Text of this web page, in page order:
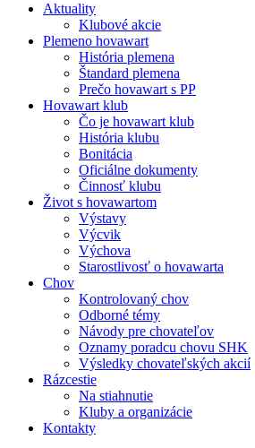
Aktuality
Klubové akcie
Plemeno hovawart
História plemena
Štandard plemena
Prečo hovawart s PP
Hovawart klub
Čo je hovawart klub
História klubu
Bonitácia
Oficiálne dokumenty
Činnosť klubu
Život s hovawartom
Výstavy
Výcvik
Výchova
Starostlivosť o hovawarta
Chov
Kontrolovaný chov
Odborné témy
Návody pre chovateľov
Oznamy poradcu chovu SHK
Výsledky chovateľských akcií
Rázcestie
Na stiahnutie
Kluby a organizácie
Kontakty